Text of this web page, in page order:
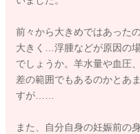
前々から大きめではあった
大きく…浮腫などが原因の
でしょうか。羊水量や血圧
差の範囲でもあるのかとあ
すが……
また、自分自身の妊娠前の